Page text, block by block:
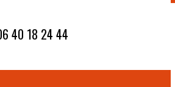
40 18 24 44